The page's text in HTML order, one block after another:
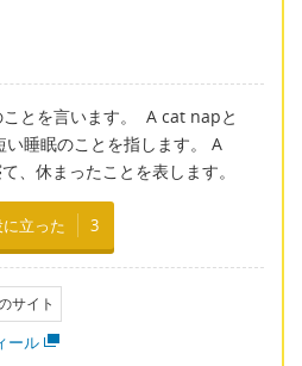
とを言います。 A cat napと
睡眠のことを指します。 A
、休まったことを表します。
立った 3
サイト
ール